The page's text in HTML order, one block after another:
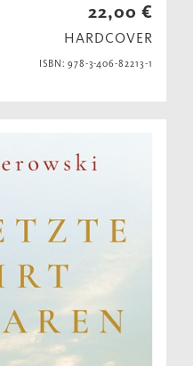
22,00 €
HARDCOVER
ISBN: 978-3-406-82213-1